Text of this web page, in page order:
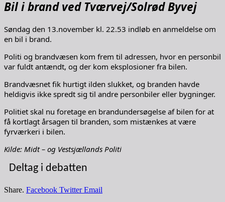
Bil i brand ved Tværvej/Solrød Byvej
Søndag den 13.november kl. 22.53 indløb en anmeldelse om
en bil i brand.
Politi og brandvæsen kom frem til adressen, hvor en personbil
var fuldt antændt, og der kom eksplosioner fra bilen.
Brandvæsnet fik hurtigt ilden slukket, og branden havde
heldigvis ikke spredt sig til andre personbiler eller bygninger.
Politiet skal nu foretage en brandundersøgelse af bilen for at
få kortlagt årsagen til branden, som mistænkes at være
fyrværkeri i bilen.
Kilde: Midt – og Vestsjællands Politi
Deltag i debatten
Share. Facebook Twitter Email